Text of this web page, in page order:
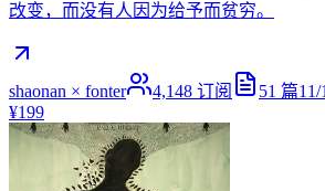
改变，而没有人因为给予而贫穷。
shaonan × fonter 4,148 订阅 51 篇11/
¥199